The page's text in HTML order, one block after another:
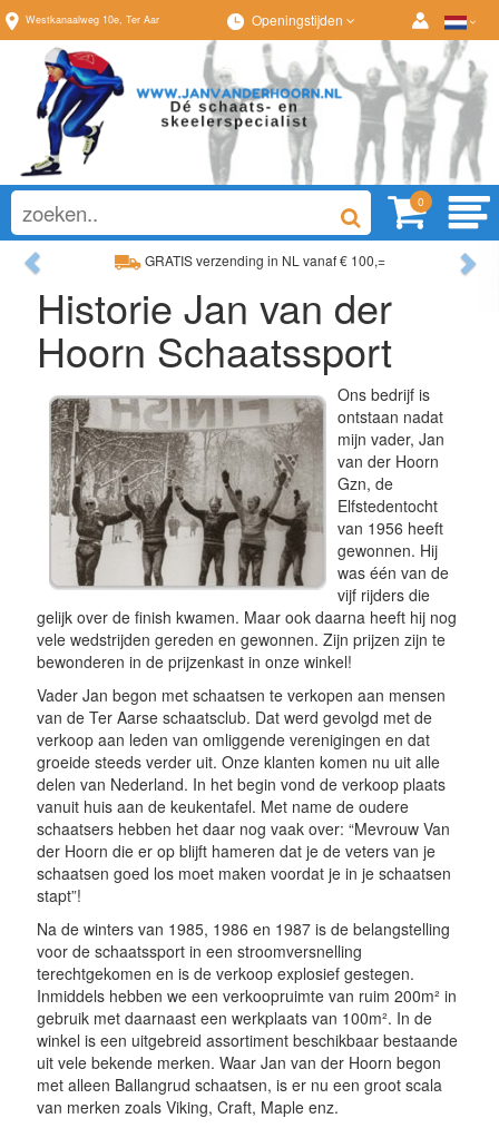
Westkanaalweg 10e, Ter Aar Openingstijden
0
GRATIS verzending in NL vanaf € 100,=
Ruim assortiment, altijd wat naar wens!
Previous
Historie Jan van der
Hoorn Schaatssport
Ons bedrijf is
ontstaan nadat
mijn vader, Jan
van der Hoorn
Gzn, de
Elfstedentocht
van 1956 heeft
gewonnen. Hij
was één van de
vijf rijders die
gelijk over de finish kwamen. Maar ook daarna heeft hij nog
vele wedstrijden gereden en gewonnen. Zijn prijzen zijn te
bewonderen in de prijzenkast in onze winkel!
Vader Jan begon met schaatsen te verkopen aan mensen
van de Ter Aarse schaatsclub. Dat werd gevolgd met de
verkoop aan leden van omliggende verenigingen en dat
groeide steeds verder uit. Onze klanten komen nu uit alle
delen van Nederland. In het begin vond de verkoop plaats
vanuit huis aan de keukentafel. Met name de oudere
schaatsers hebben het daar nog vaak over: “Mevrouw Van
der Hoorn die er op blijft hameren dat je de veters van je
schaatsen goed los moet maken voordat je in je schaatsen
stapt”!
Na de winters van 1985, 1986 en 1987 is de belangstelling
voor de schaatssport in een stroomversnelling
terechtgekomen en is de verkoop explosief gestegen.
Inmiddels hebben we een verkoopruimte van ruim 200m² in
gebruik met daarnaast een werkplaats van 100m². In de
winkel is een uitgebreid assortiment beschikbaar bestaande
uit vele bekende merken. Waar Jan van der Hoorn begon
met alleen Ballangrud schaatsen, is er nu een groot scala
van merken zoals Viking, Craft, Maple enz.